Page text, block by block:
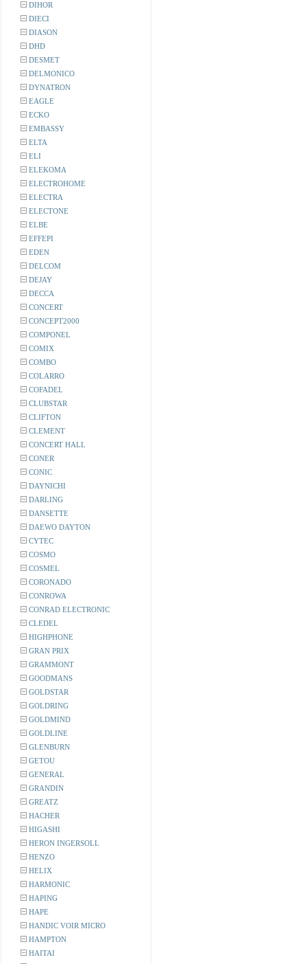
DIHOR
DIECI
DIASON
DHD
DESMET
DELMONICO
DYNATRON
EAGLE
ECKO
EMBASSY
ELTA
ELI
ELEKOMA
ELECTROHOME
ELECTRA
ELECTONE
ELBE
EFFEPI
EDEN
DELCOM
DEJAY
DECCA
CONCERT
CONCEPT2000
COMPONEL
COMIX
COMBO
COLARRO
COFADEL
CLUBSTAR
CLIFTON
CLEMENT
CONCERT HALL
CONER
CONIC
DAYNICHI
DARLING
DANSETTE
DAEWO DAYTON
CYTEC
COSMO
COSMEL
CORONADO
CONROWA
CONRAD ELECTRONIC
CLEDEL
HIGHPHONE
GRAN PRIX
GRAMMONT
GOODMANS
GOLDSTAR
GOLDRING
GOLDMIND
GOLDLINE
GLENBURN
GETOU
GENERAL
GRANDIN
GREATZ
HACHER
HIGASHI
HERON INGERSOLL
HENZO
HELIX
HARMONIC
HAPING
HAPE
HANDIC VOIR MICRO
HAMPTON
HAITAI